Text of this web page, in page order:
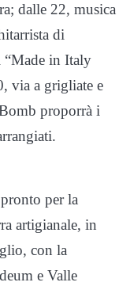
dalle 22, musica
di
“Made in Italy
via a grigliate e
proporrà i
per la
artigianale, in
con la
e Valle